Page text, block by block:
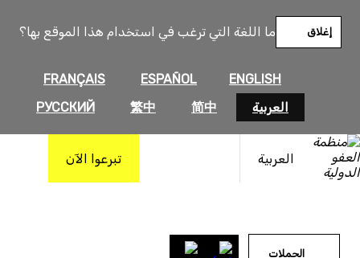
ما اللغة التي ترغب في استخدام هذا الموقع بها؟
ENGLISH
ESPAÑOL
FRANÇAIS
العربية
简中
繁中
РУССКИЙ
إغلاق
العربية تبرعوا الآن
المحتوى
الحملات